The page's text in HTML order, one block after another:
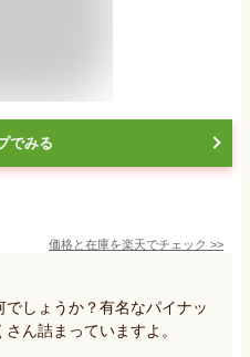
でみる
価格と在庫を楽天でチェック >>
しょうか？有名なパイナッ
ん詰まっていますよ。